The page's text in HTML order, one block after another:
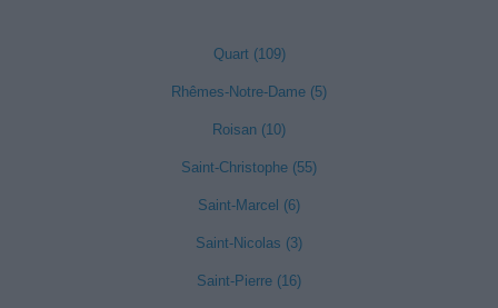
Quart (109)
Rhêmes-Notre-Dame (5)
Roisan (10)
Saint-Christophe (55)
Saint-Marcel (6)
Saint-Nicolas (3)
Saint-Pierre (16)